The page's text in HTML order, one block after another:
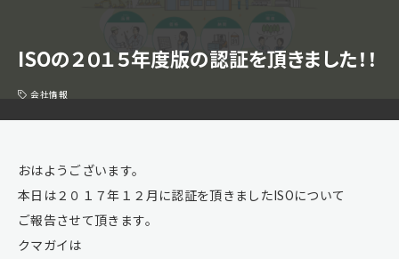
ISOの２０１５年度版の認証を頂きました！！
会社情報
おはようございます。
本日は２０１７年１２月に認証を頂きましたISOについて
ご報告させて頂きます。
クマガイは